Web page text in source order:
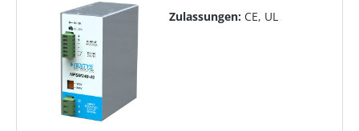
Zulassungen: CE, UL